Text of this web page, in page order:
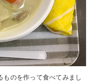
ものを作って食べてみまし